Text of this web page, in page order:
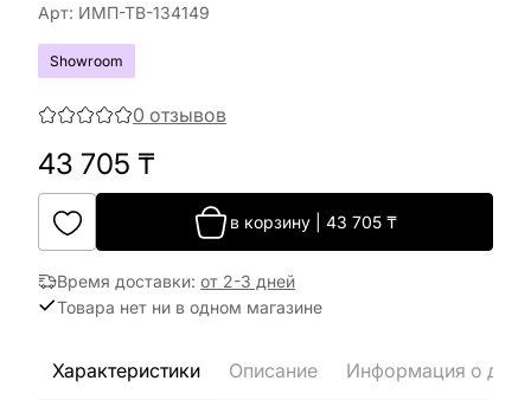
Арт: ИМП-ТВ-134149
Showroom
0 отзывов
43 705 ₸
в корзину 43 705 ₸
Время доставки: от 2-3 дней
Товара нет ни в одном магазине
Характеристики Описание Информация о